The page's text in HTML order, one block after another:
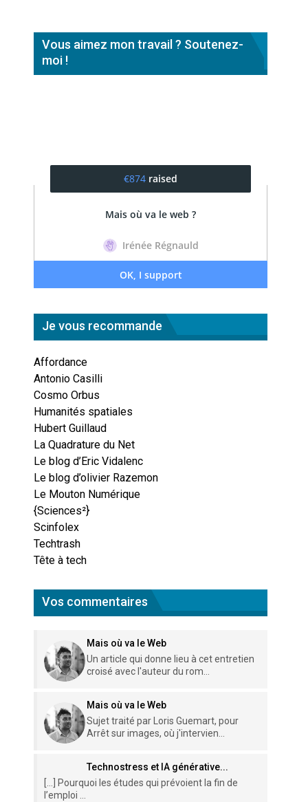
Vous aimez mon travail ? Soutenez-
moi !
Je vous recommande
Affordance
Antonio Casilli
Cosmo Orbus
Humanités spatiales
Hubert Guillaud
La Quadrature du Net
Le blog d’Eric Vidalenc
Le blog d’olivier Razemon
Le Mouton Numérique
{Sciences²}
Scinfolex
Techtrash
Tête à tech
Vos commentaires
Mais où va le Web
Un article qui donne lieu à cet entretien
croisé avec l'auteur du rom...
Mais où va le Web
Sujet traité par Loris Guemart, pour
Arrêt sur images, où j'intervien...
Technostress et IA générative...
[…] Pourquoi les études qui prévoient la fin de
l’emploi ...